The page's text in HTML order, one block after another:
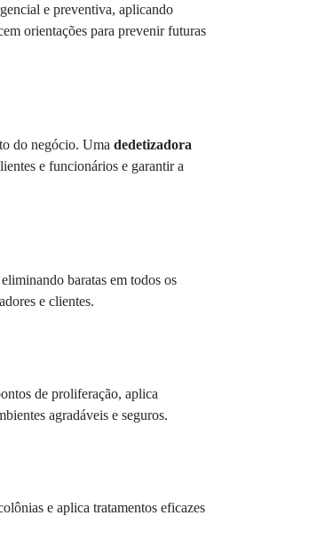
e preventiva, aplicando
orientações para prevenir futuras
do negócio. Uma dedetizadora
e funcionários e garantir a
baratas em todos os
e clientes.
de proliferação, aplica
agradáveis e seguros.
e aplica tratamentos eficazes